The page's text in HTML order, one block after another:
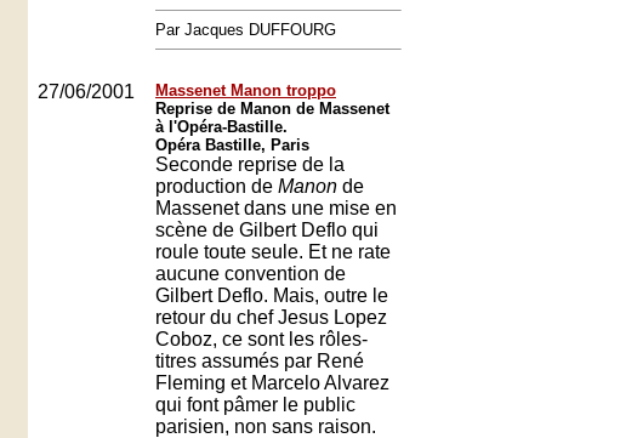
Par Jacques DUFFOURG
27/06/2001
Massenet Manon troppo
Reprise de Manon de Massenet
à l'Opéra-Bastille.
Opéra Bastille, Paris
Seconde reprise de la
production de Manon de
Massenet dans une mise en
scène de Gilbert Deflo qui
roule toute seule. Et ne rate
aucune convention de
Gilbert Deflo. Mais, outre le
retour du chef Jesus Lopez
Coboz, ce sont les rôles-
titres assumés par René
Fleming et Marcelo Alvarez
qui font pâmer le public
parisien, non sans raison.